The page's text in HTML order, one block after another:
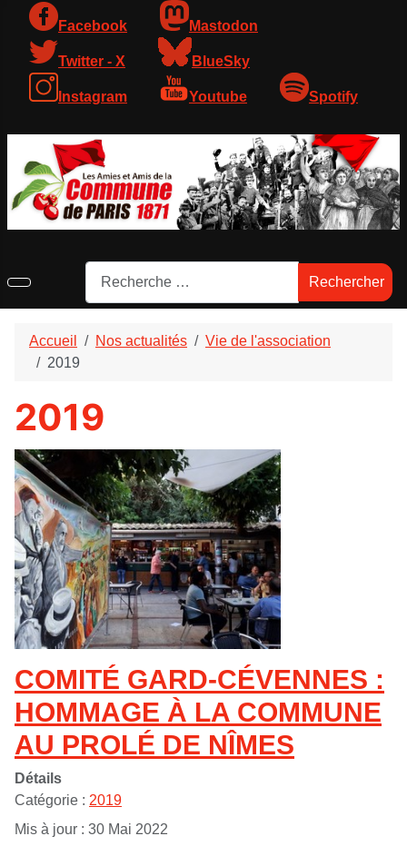
Facebook Mastodon
Twitter - X BlueSky
Instagram Youtube Spotify
Rechercher
Rechercher
Accueil Nos actualités
Vie de l'association
2019
2019
COMITÉ GARD-CÉVENNES :
HOMMAGE À LA COMMUNE
AU PROLÉ DE NÎMES
Détails
Catégorie : 2019
Mis à jour : 30 Mai 2022